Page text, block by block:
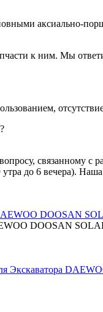
аксиально-
к ним. Мы
связанному с
до 6 вечера).
DOOSAN
Экскаватора